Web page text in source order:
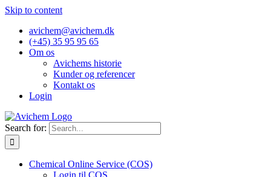
Skip to content
avichem@avichem.dk
(+45) 35 95 95 65
Om os
Avichems historie
Kunder og referencer
Kontakt os
Login
Search for:
Chemical Online Service (COS)
Login til COS